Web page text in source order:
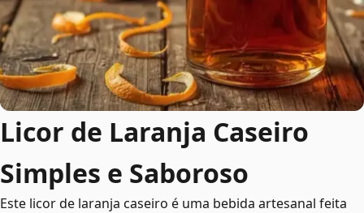
Licor de Laranja Caseiro
Simples e Saboroso
Este licor de laranja caseiro é uma bebida artesanal feita